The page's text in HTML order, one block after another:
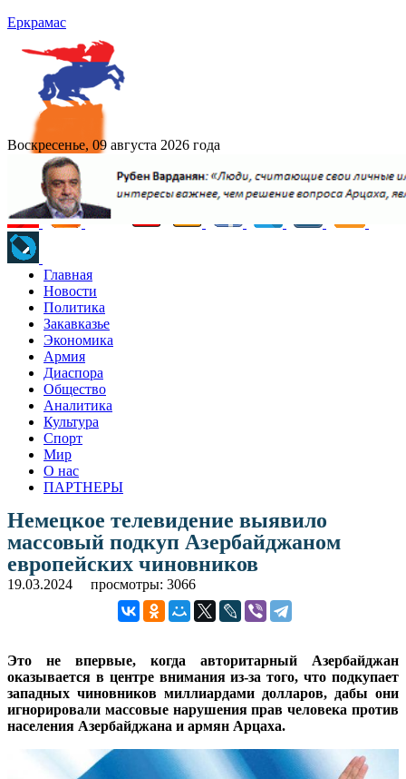
Еркрамас
Воскресенье, 09 августа 2026 года
Главная
Новости
Политика
Закавказье
Экономика
Армия
Диаспора
Общество
Аналитика
Культура
Спорт
Мир
О нас
ПАРТНЕРЫ
Немецкое телевидение выявило
массовый подкуп Азербайджаном
европейских чиновников
19.03.2024 просмотры: 3066
Это не впервые, когда авторитарный Азербайджан
оказывается в центре внимания из-за того, что подкупает
западных чиновников миллиардами долларов, дабы они
игнорировали массовые нарушения прав человека против
населения Азербайджана и армян Арцаха.